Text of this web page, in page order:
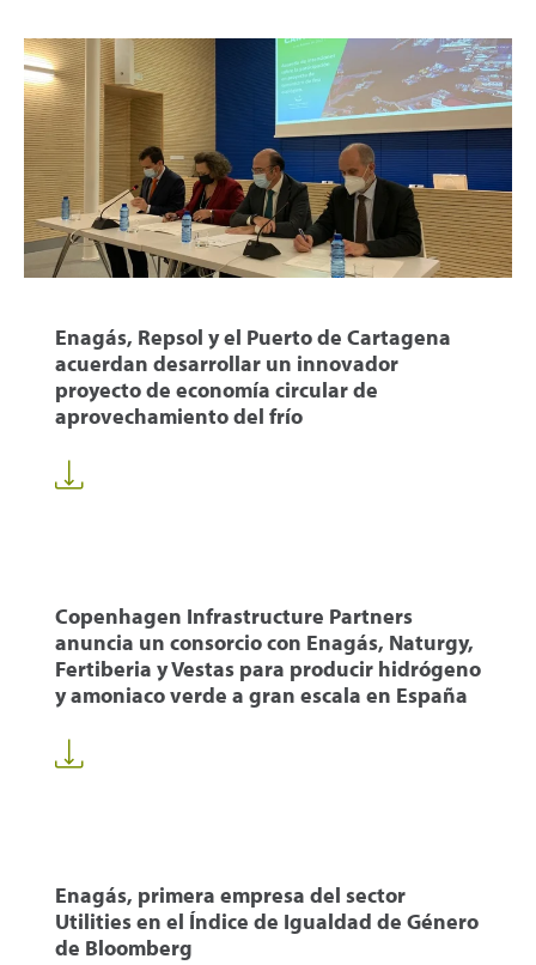
Enagás, Repsol y el Puerto de Cartagena
acuerdan desarrollar un innovador
proyecto de economía circular de
aprovechamiento del frío
Copenhagen Infrastructure Partners
anuncia un consorcio con Enagás, Naturgy,
Fertiberia y Vestas para producir hidrógeno
y amoniaco verde a gran escala en España
Enagás, primera empresa del sector
Utilities en el Índice de Igualdad de Género
de Bloomberg